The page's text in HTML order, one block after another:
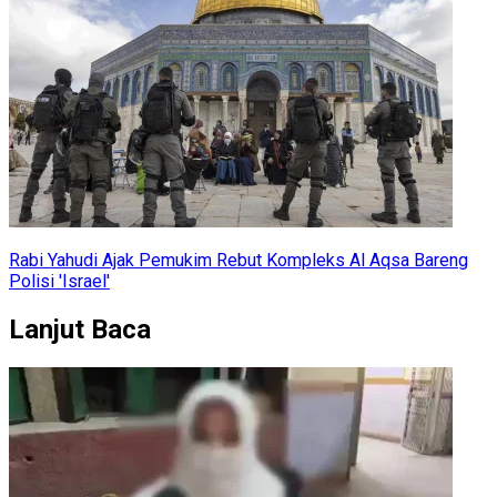
Rabi Yahudi Ajak Pemukim Rebut Kompleks Al Aqsa Bareng
Polisi 'Israel'
Lanjut Baca